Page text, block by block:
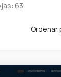
63
Ordenar